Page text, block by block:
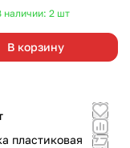
наличии: 2 шт
В корзину
пластиковая